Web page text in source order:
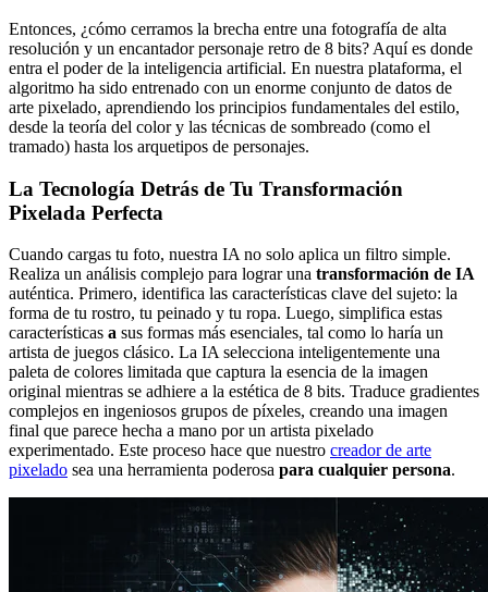
Entonces, ¿cómo cerramos la brecha entre una fotografía de alta
resolución y un encantador personaje retro de 8 bits? Aquí es donde
entra el poder de la inteligencia artificial. En nuestra plataforma, el
algoritmo ha sido entrenado con un enorme conjunto de datos de
arte pixelado, aprendiendo los principios fundamentales del estilo,
desde la teoría del color y las técnicas de sombreado (como el
tramado) hasta los arquetipos de personajes.
La Tecnología Detrás de Tu Transformación
Pixelada Perfecta
Cuando cargas tu foto, nuestra IA no solo aplica un filtro simple.
Realiza un análisis complejo para lograr una transformación de IA
auténtica. Primero, identifica las características clave del sujeto: la
forma de tu rostro, tu peinado y tu ropa. Luego, simplifica estas
características a sus formas más esenciales, tal como lo haría un
artista de juegos clásico. La IA selecciona inteligentemente una
paleta de colores limitada que captura la esencia de la imagen
original mientras se adhiere a la estética de 8 bits. Traduce gradientes
complejos en ingeniosos grupos de píxeles, creando una imagen
final que parece hecha a mano por un artista pixelado
experimentado. Este proceso hace que nuestro creador de arte
pixelado sea una herramienta poderosa para cualquier persona.